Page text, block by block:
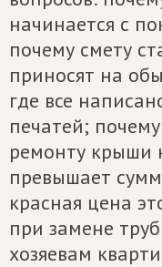
начинается с
почему смету
приносят на
где все
печатей;
ремонту крыши
превышает
красная цена
при замене
хозяевам